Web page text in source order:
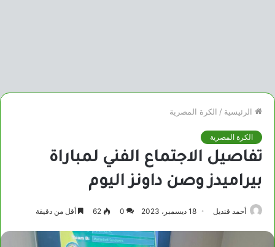
الرئيسية / الكرة المصرية
الكرة المصرية
تفاصيل الاجتماع الفني لمباراة
بيراميدز وصن داونز اليوم
أحمد قنديل 18 ديسمبر، 2023 0
62 أقل من دقيقة